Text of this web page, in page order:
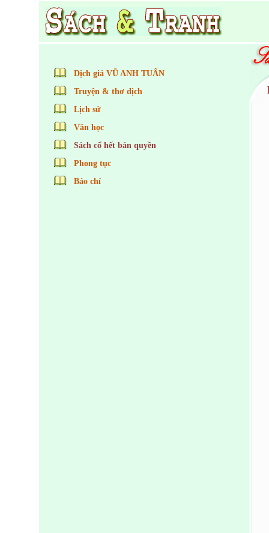
Dịch giả VŨ ANH TUẤN
Truyện & thơ dịch
Lịch sử
Văn học
Sách cổ hết bản quyền
Phong tục
Báo chí